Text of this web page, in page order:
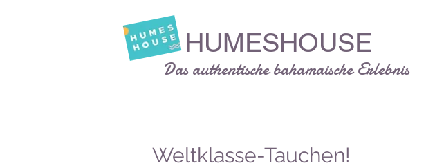
HUMESHOUSE
Das authentische bahamaische Erlebnis
Weltklasse-Tauchen!